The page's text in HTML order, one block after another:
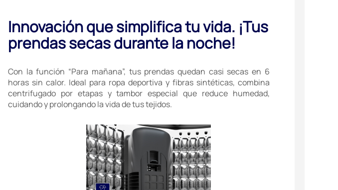
Innovación que simplifica tu vida. ¡Tus
prendas secas durante la noche!
Con la función “Para mañana”, tus prendas quedan casi secas en 6
horas sin calor. Ideal para ropa deportiva y fibras sintéticas, combina
centrifugado por etapas y tambor especial que reduce humedad,
cuidando y prolongando la vida de tus tejidos.